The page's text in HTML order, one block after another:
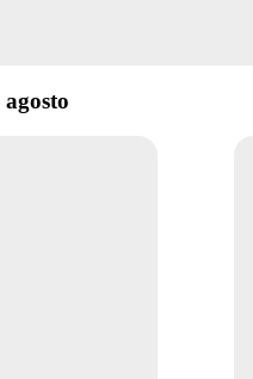
agosto